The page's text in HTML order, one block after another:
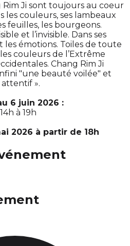
Rim Ji sont toujours au coeur
les couleurs, ses lambeaux
feuilles, les bourgeons.
et l’invisible. Dans ses
les émotions. Toiles de toute
couleurs de l’Extrême
Chang Rim Ji
"une beauté voilée" et
».
6 juin 2026 :
à 19h
2026 à partir de 18h